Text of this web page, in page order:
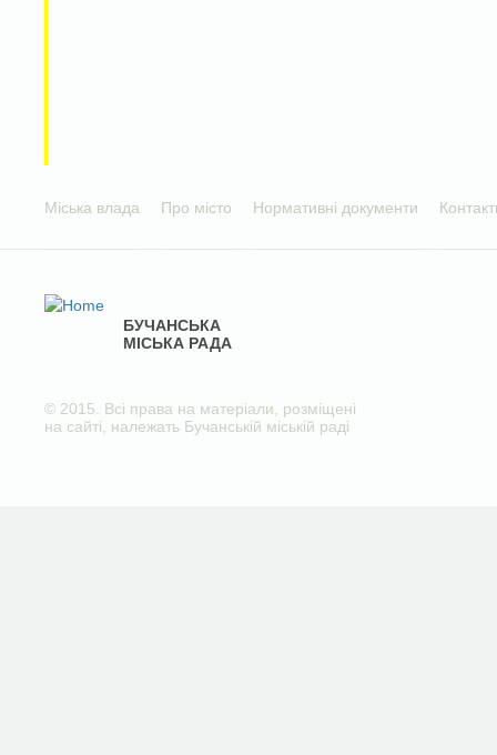
Міська влада Про місто Нормативні документи
БУЧАНСЬКА
МІСЬКА РАДА
© 2015. Всі права на матеріали, розміщені
на сайті, належать Бучанській міській раді